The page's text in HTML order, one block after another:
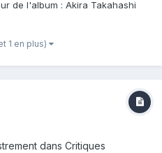
de l'album : Akira Takahashi
entend vous venger
1 en plus)
dans Critiques